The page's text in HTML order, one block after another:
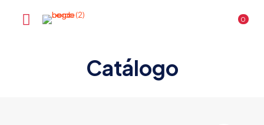
0
Catálogo